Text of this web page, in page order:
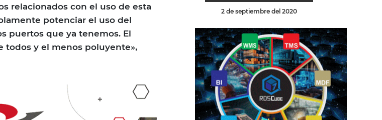
relacionados con el uso de esta
potenciar el uso del
puertos que ya tenemos. El
todos y el menos poluyente»,
2 de septiembre del 2020